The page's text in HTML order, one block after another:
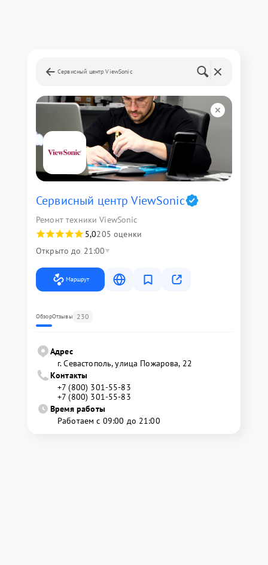
Сервисный центр ViewSonic
Сервисный центр ViewSonic
Ремонт техники ViewSonic
5,0205 оценки
Открыто до 21:00
Маршрут
ОбзорОтзывы 230
Адрес
г. Севастополь, улица Пожарова, 22
Контакты
+7 (800) 301-55-83
+7 (800) 301-55-83
Время работы
Работаем с 09:00 до 21:00